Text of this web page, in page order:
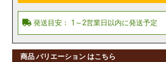
商品 バリエーション はこちら